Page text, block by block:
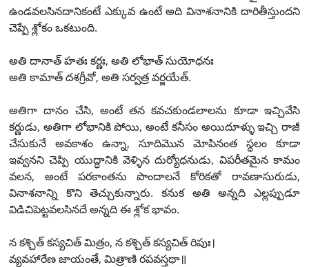
ఉండవలసినదానికంటే ఎక్కువ ఉంటే అది వినాశనానికి దారితీస్తుందని
చెప్పే శ్లోకం ఒకటుంది.
అతి దానాత్ హతః కర్ణః, అతి లోభాత్ సుయోధనః
అతి కామాత్ దశగ్రీవో, అతి సర్వత్ర వర్జయేత్.
అతిగా దానం చేసి, అంటే తన కవచకుండలాలను కూడా ఇచ్చివేసి
కర్ణుడు, అతిగా లోభానికి పోయి, అంటే కనీసం అయిదూళ్ళు ఇచ్చి రాజీ
చేసుకునే అవకాశం ఉన్నా, సూదిమొన మోపినంత స్థలం కూడా
ఇవ్వనని చెప్పి యుద్ధానికి వెళ్ళిన దుర్యోధనుడు, విపరీతమైన కామం
వలన, అంటే పరకాంతను పొందాలనే కోరికతో రావణాసురుడు,
వినాశనాన్ని కొని తెచ్చుకున్నారు. కనుక అతి అన్నది ఎల్లప్పుడూ
విడిచిపెట్టవలసినదే అన్నది ఈ శ్లోక భావం.
న కశ్చిత్ కస్యచిత్ మిత్రం, న కశ్చిత్ కస్యచిత్ రిపుః।
వ్యవహారేణ జాయంతే, మిత్రాణి రపవస్తథా॥